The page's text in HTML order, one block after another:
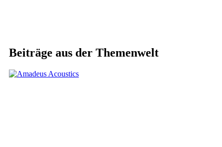
Beiträge aus der Themenwelt